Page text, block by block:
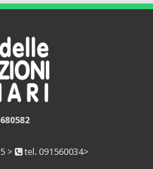
>
tel. 091560034>